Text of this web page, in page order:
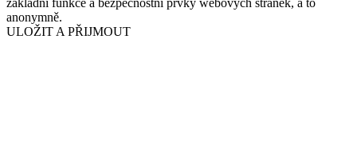
anonymně.
ULOŽIT A PŘIJMOUT